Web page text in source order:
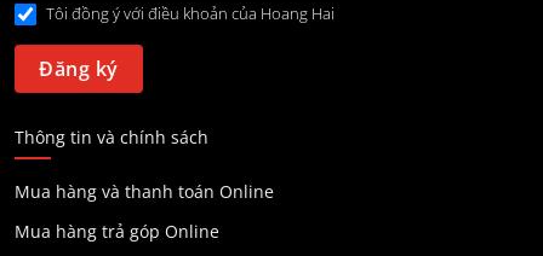
Tôi đồng ý với điều khoản của Hoang Hai
Thông tin và chính sách
Mua hàng và thanh toán Online
Mua hàng trả góp Online